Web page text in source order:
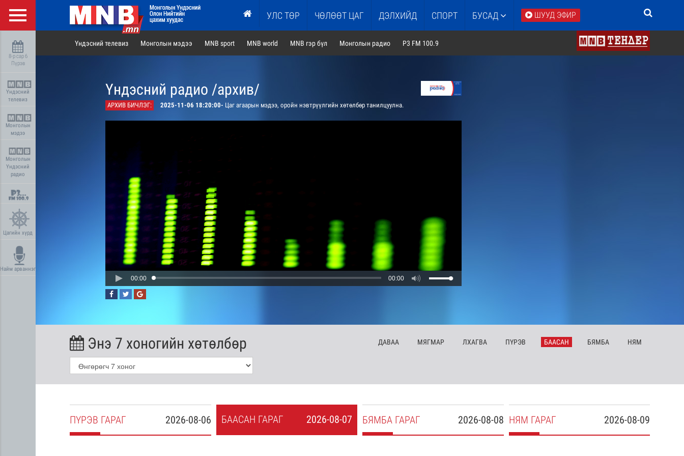
УЛС ТӨР ЧӨЛӨӨТ ЦАГ ДЭЛХИЙД СПОРТ БУСАД ШУУД ЭФИР
8-р сар 6
Пүрэв
Үндэсний
телевиз
Монголын
мэдээ
Монголын
Үндэсний
радио
Цагийн хүрд
Найм арваннэг
Үндэсний телевиз Монголын мэдээ MNB sport MNB world MNB гэр бүл Монголын радио P3 FM 100.9
Үндэсний радио /архив/
АРХИВ БИЧЛЭГ: 2025-11-06 18:20:00- Цаг агаарын мэдээ, оройн нэвтрүүлгийн хөтөлбөр танилцуулна.
00:00 00:00
Энэ 7 хоногийн хөтөлбөр ДАВАА МЯГМАР ЛХАГВА ПҮРЭВ БААСАН БЯМБА НЯМ
2026-08-06
ПҮРЭВ ГАРАГ 2026-08-07
БААСАН ГАРАГ 2026-08-08
БЯМБА ГАРАГ 2026-08-09
НЯМ ГАРАГ